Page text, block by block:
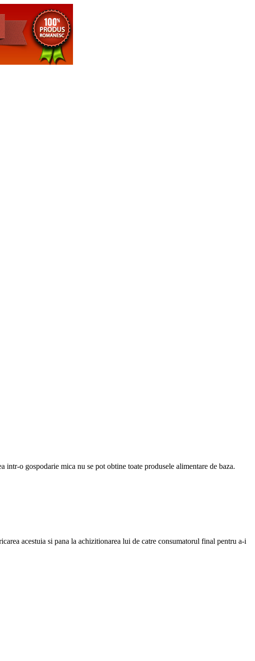
intr-o gospodarie mica nu se pot obtine toate produsele alimentare de baza.
acestuia si pana la achizitionarea lui de catre consumatorul final pentru a-i